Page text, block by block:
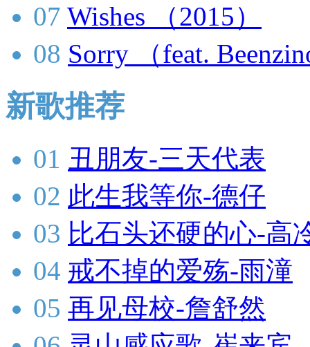
07 Wishes （2015）
08 Sorry （feat.
新歌推荐
01 丑朋友-三天代表
02 此生我等你-德仔
03 比石头还硬的心-高
04 戒不掉的爱殇-雨潼
05 再见母校-詹舒然